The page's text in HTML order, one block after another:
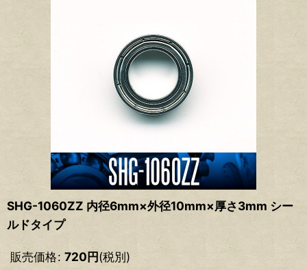
SHG-1060ZZ 内径6mm×外径10mm×厚さ3mm シー
ルドタイプ
販売価格: 720円(税別)